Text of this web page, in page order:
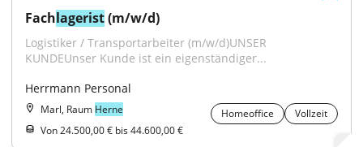
Fachlagerist (m/w/d)
Logistiker / Transportarbeiter (m/w/d)UNSER
KUNDEUnser Kunde ist ein eigenständiger...
Herrmann Personal
Marl, Raum Herne Homeoffice
Vollzeit
Von 24.500,00 € bis 44.600,00 €